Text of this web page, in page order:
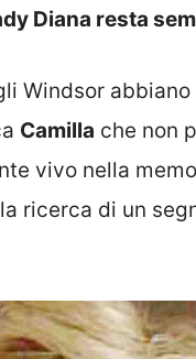
Diana resta
Windsor
Camilla che non
vivo nella
ricerca di un